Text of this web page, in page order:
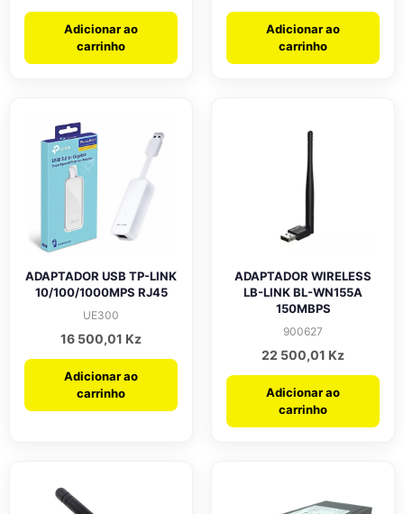
Adicionar ao
carrinho
Adicionar ao
carrinho
ADAPTADOR USB TP-LINK
10/100/1000MPS RJ45
UE300
16 500,01 Kz
Adicionar ao
carrinho
ADAPTADOR WIRELESS
LB-LINK BL-WN155A
150MBPS
900627
22 500,01 Kz
Adicionar ao
carrinho